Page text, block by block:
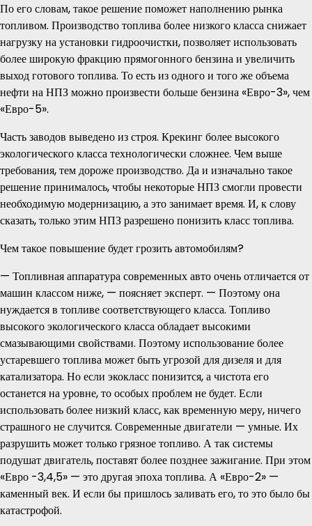
По его словам, такое решение поможет наполнению рынка
топливом. Производство топлива более низкого класса снижает
нагрузку на установки гидроочистки, позволяет использовать
более широкую фракцию прямогонного бензина и увеличить
выход готового топлива. То есть из одного и того же объема
нефти на НПЗ можно произвести больше бензина «Евро-3», чем
«Евро-5».
Часть заводов выведено из строя. Крекинг более высокого
экологического класса технологически сложнее. Чем выше
требования, тем дороже производство. Да и изначально такое
решение принималось, чтобы некоторые НПЗ смогли провести
необходимую модернизацию, а это занимает время. И, к слову
сказать, только этим НПЗ разрешено понизить класс топлива.
Чем такое повышение будет грозить автомобилям?
— Топливная аппаратура современных авто очень отличается от
машин классом ниже, — поясняет эксперт. — Поэтому она
нуждается в топливе соответствующего класса. Топливо
высокого экологического класса обладает высокими
смазывающими свойствами. Поэтому использование более
устаревшего топлива может быть угрозой для дизеля и для
катализатора. Но если экокласс понизится, а чистота его
останется на уровне, то особых проблем не будет. Если
использовать более низкий класс, как временную меру, ничего
страшного не случится. Современные двигатели — умные. Их
разрушить может только грязное топливо. А так системы
подушат двигатель, поставят более позднее зажигание. При этом
«Евро -3,4,5» — это другая эпоха топлива. А «Евро-2» —
каменный век. И если бы пришлось заливать его, то это было бы
катастрофой.